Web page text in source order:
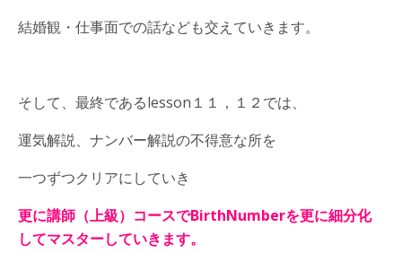
結婚観・仕事面での話なども交えていきます。
そして、最終であるlesson１１，１２では、
運気解説、ナンバー解説の不得意な所を
一つずつクリアにしていき
更に講師（上級）コースでBirthNumberを更に細分化
してマスターしていきます。